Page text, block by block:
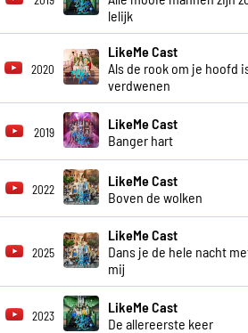
lelijk
2020
LikeMe Cast
Als de rook om je hoofd
verdwenen
2019
LikeMe Cast
Banger hart
2022
LikeMe Cast
Boven de wolken
2025
LikeMe Cast
Dans je de hele nacht
mij
2023
LikeMe Cast
De allereerste keer